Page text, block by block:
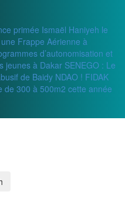
primée Ismaël Haniyeh le
Frappe Aérienne à
d’autonomisation et
jeunes à Dakar SENEGO : Le
de Baidy NDAO ! FIDAK
de 300 à 500m2 cette année